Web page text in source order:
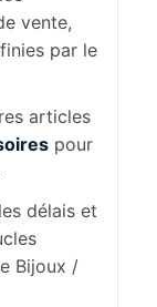
vente,
par le
articles
pour
délais et
Bijoux /